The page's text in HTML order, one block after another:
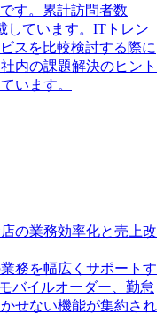
す。累計訪問者数
しています。ITトレン
スを比較検討する際に
内の課題解決のヒント
います。
の業務効率化と売上改
務を幅広くサポートす
バイルオーダー、勤怠
せない機能が集約され